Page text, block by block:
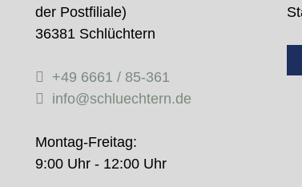
der Postfiliale)
36381 Schlüchtern
+49 6661 / 85-361
info@schluechtern.de
Montag-Freitag:
9:00 Uhr - 12:00 Uhr